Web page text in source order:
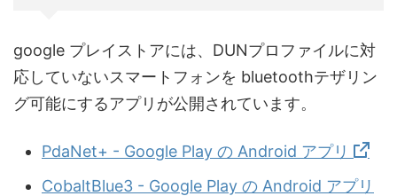
google プレイストアには、DUNプロファイルに対
応していないスマートフォンを bluetoothテザリン
グ可能にするアプリが公開されています。
PdaNet+ - Google Play の Android アプリ
CobaltBlue3 - Google Play の Android アプリ